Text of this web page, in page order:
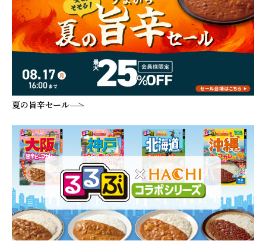
夏の旨辛セール